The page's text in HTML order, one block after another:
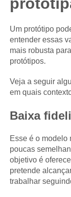
Um protótipo
entender essas
mais robusta
protótipos.
Veja a seguir
em quais
Baixa
Esse é o modelo
poucas
objetivo é
pretende
trabalhar